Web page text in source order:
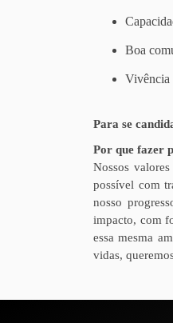
Boa
Vivência
Para se
Por que fazer
Nossos
possível com
nosso
impacto, com
essa mesma
vidas,